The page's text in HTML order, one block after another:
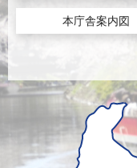
本庁舎案内図